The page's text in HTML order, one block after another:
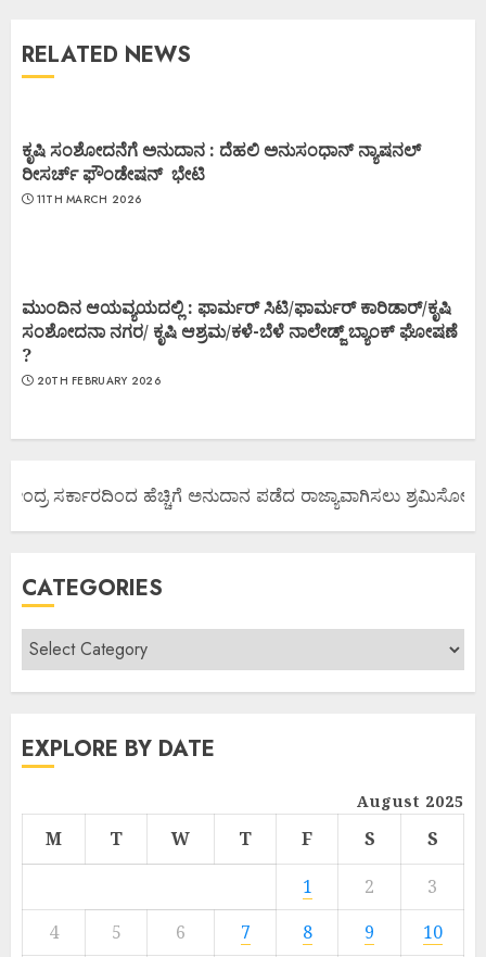
RELATED NEWS
ಕೃಷಿ ಸಂಶೋದನೆಗೆ ಅನುದಾನ : ದೆಹಲಿ ಅನುಸಂಧಾನ್ ನ್ಯಾಷನಲ್
ರೀಸರ್ಚ್ ಫೌಂಡೇಷನ್ ಭೇಟಿ
11TH MARCH 2026
ಮುಂದಿನ ಆಯವ್ಯಯದಲ್ಲಿ : ಫಾರ್ಮರ್ ಸಿಟಿ/ಫಾರ್ಮರ್ ಕಾರಿಡಾರ್/ಕೃಷಿ
ಸಂಶೋದನಾ ನಗರ/ ಕೃಷಿ ಆಶ್ರಮ/ಕಳೆ-ಬೆಳೆ ನಾಲೇಡ್ಜ್ ಬ್ಯಾಂಕ್ ಘೋಷಣೆ
?
20TH FEBRUARY 2026
ಸರ್ಕಾರದಿಂದ ಹೆಚ್ಚಿಗೆ ಅನುದಾನ ಪಡೆದ ರಾಜ್ಯಾವಾಗಿಸಲು ಶ್ರಮಿಸೋಣ
CATEGORIES
EXPLORE BY DATE
August 2025
M T W T F S
S
1
2
3
4
5 6 7 8 9
10